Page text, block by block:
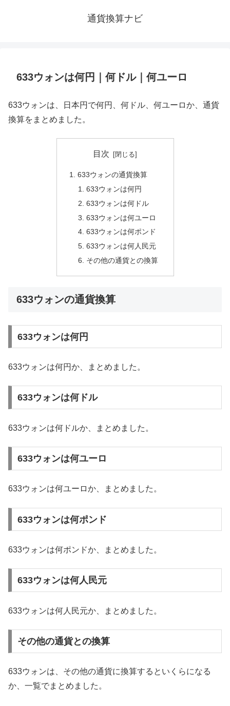
通貨換算ナビ
633ウォンは何円｜何ドル｜何ユーロ
633ウォンは、日本円で何円、何ドル、何ユーロか、通貨
換算をまとめました。
目次
633ウォンの通貨換算
633ウォンは何円
633ウォンは何ドル
633ウォンは何ユーロ
633ウォンは何ポンド
633ウォンは何人民元
その他の通貨との換算
633ウォンの通貨換算
633ウォンは何円
633ウォンは何円か、まとめました。
633ウォンは何ドル
633ウォンは何ドルか、まとめました。
633ウォンは何ユーロ
633ウォンは何ユーロか、まとめました。
633ウォンは何ポンド
633ウォンは何ポンドか、まとめました。
633ウォンは何人民元
633ウォンは何人民元か、まとめました。
その他の通貨との換算
633ウォンは、その他の通貨に換算するといくらになる
か、一覧でまとめました。